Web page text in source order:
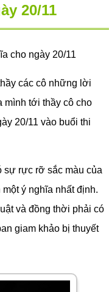
20/11
cho ngày 20/11
các cô những lời
mình tới thầy cô cho
20/11 vào buổi thi
sự rực rỡ sắc màu của
ý nghĩa nhất định.
và đồng thời phải có
giam khảo bị thuyết